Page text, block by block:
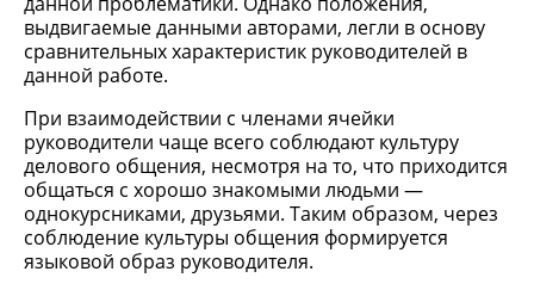
выдвигаемые данными авторами, легли в основу
сравнительных характеристик руководителей в
данной работе.
При взаимодействии с членами ячейки
руководители чаще всего соблюдают культуру
делового общения, несмотря на то, что приходится
общаться с хорошо знакомыми людьми —
однокурсниками, друзьями. Таким образом, через
соблюдение культуры общения формируется
языковой образ руководителя.